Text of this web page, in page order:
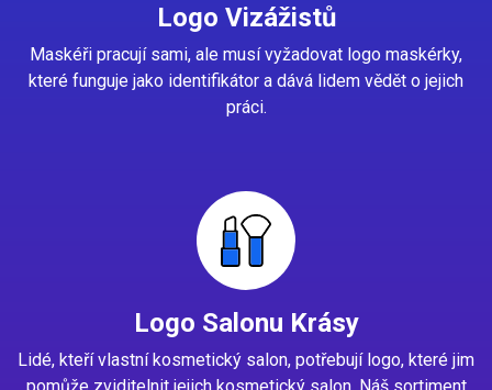
Logo Vizážistů
Maskéři pracují sami, ale musí vyžadovat logo maskérky,
které funguje jako identifikátor a dává lidem vědět o jejich
práci.
Logo Salonu Krásy
Lidé, kteří vlastní kosmetický salon, potřebují logo, které jim